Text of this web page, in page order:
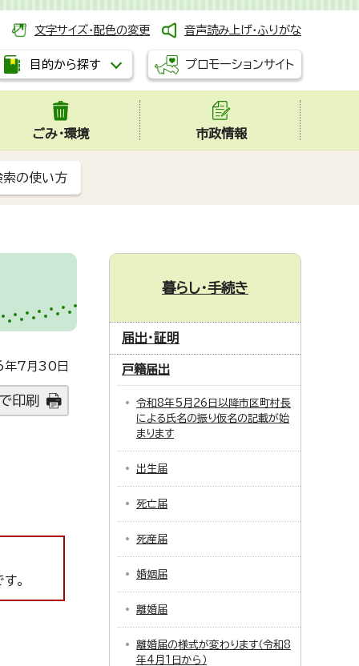
文字サイズ・配色の変更 音声読み上げ・ふりがな
目的から探す プロモーションサイト
ごみ・環境 市政情報
索の使い方
7月30日
印刷
。
暮らし・手続き
届出・証明
戸籍届出
令和8年5月26日以降市区町村長
による氏名の振り仮名の記載が始
まります
出生届
死亡届
死産届
婚姻届
離婚届
離婚届の様式が変わります（令和8
年4月1日から）